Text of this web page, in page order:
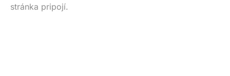
stránka pripojí.